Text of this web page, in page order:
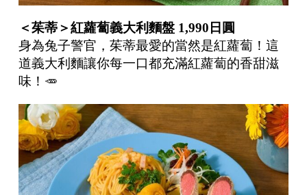
＜茱蒂＞紅蘿蔔義大利麵盤1,990 日圓
身為兔子警官，茱蒂最愛的當然是紅蘿蔔！這
道義大利麵讓你每一口都充滿紅蘿蔔的香甜滋
味！🥕